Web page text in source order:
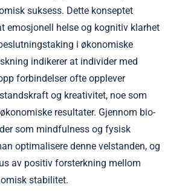
suksess. Dette konseptet
emosjonell helse og kognitiv klarhet
i økonomiske
indikerer at individer med
forbindelser ofte opplever
og kreativitet, noe som
resultater. Gjennom bio-
som mindfulness og fysisk
optimalisere denne velstanden, og
av positiv forsterkning mellom
stabilitet.